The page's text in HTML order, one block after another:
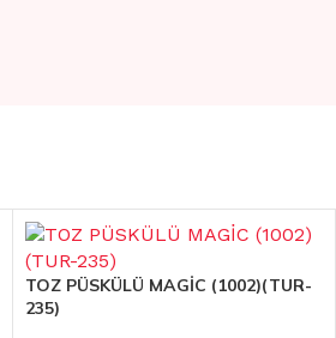
TOZ PÜSKÜLÜ MAGİC (1002)(TUR-
235)